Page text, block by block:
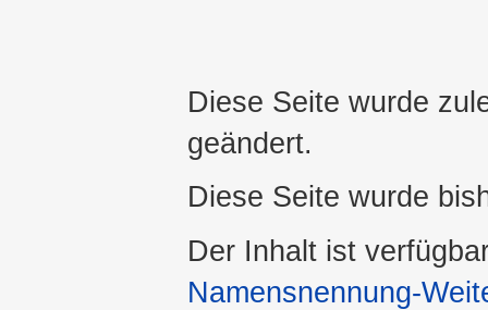
Diese Seite wurde
geändert.
Diese Seite wurde
Der Inhalt ist
Namensnennung-